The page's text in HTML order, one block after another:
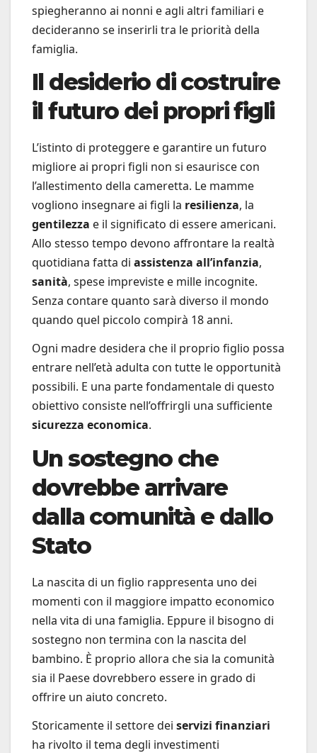
spiegheranno ai nonni e agli altri familiari e
decideranno se inserirli tra le priorità della
famiglia.
Il desiderio di costruire
il futuro dei propri figli
L’istinto di proteggere e garantire un futuro
migliore ai propri figli non si esaurisce con
l’allestimento della cameretta. Le mamme
vogliono insegnare ai figli la resilienza, la
gentilezza e il significato di essere americani.
Allo stesso tempo devono affrontare la realtà
quotidiana fatta di assistenza all’infanzia,
sanità, spese impreviste e mille incognite.
Senza contare quanto sarà diverso il mondo
quando quel piccolo compirà 18 anni.
Ogni madre desidera che il proprio figlio possa
entrare nell’età adulta con tutte le opportunità
possibili. E una parte fondamentale di questo
obiettivo consiste nell’offrirgli una sufficiente
sicurezza economica.
Un sostegno che
dovrebbe arrivare
dalla comunità e dallo
Stato
La nascita di un figlio rappresenta uno dei
momenti con il maggiore impatto economico
nella vita di una famiglia. Eppure il bisogno di
sostegno non termina con la nascita del
bambino. È proprio allora che sia la comunità
sia il Paese dovrebbero essere in grado di
offrire un aiuto concreto.
Storicamente il settore dei servizi finanziari
ha rivolto il tema degli investimenti